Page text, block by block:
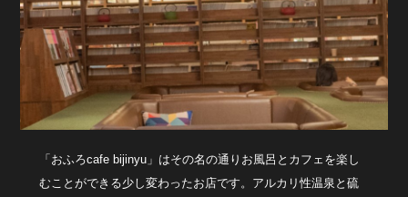
「おふろcafe bijinyu」はその名の通りお風呂とカフェを楽し
むことができる少し変わったお店です。アルカリ性温泉と硫